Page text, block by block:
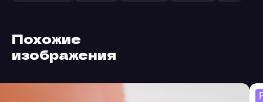
Похожие
изображения